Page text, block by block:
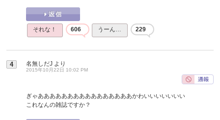
それな！ 606 うーん… 229
4 名無しだJ より
2015年10月22日 10:02 PM
ぎゃああああああああああああああああかわいいいいいいい
これなんの雑誌ですか？